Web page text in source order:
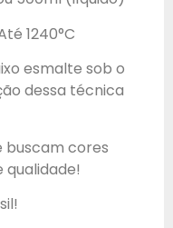
1240°C
esmalte sob o
dessa técnica
buscam cores